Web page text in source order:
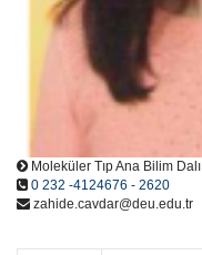
Moleküler Tıp Ana Bilim Dalı
0 232 -4124676 - 2620
zahide.cavdar@deu.edu.tr